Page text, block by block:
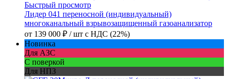
Быстрый просмотр
Лидер 041 переносной (индивидуальный)
многоканальный взрывозащищенный газоанализатор
от 139 000 ₽ / шт с НДС (22%)
Новинка
Для АЗС
С поверкой
Для НПЗ